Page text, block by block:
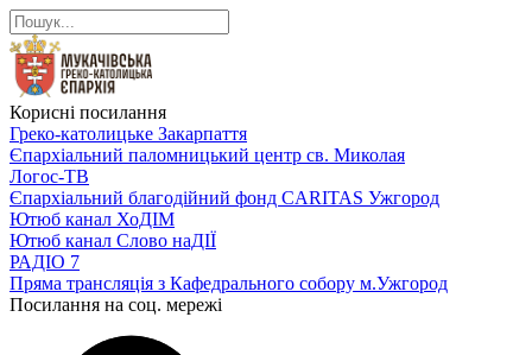
Корисні посилання
Греко-католицьке Закарпаття
Єпархіальний паломницький центр св. Миколая
Логос-ТВ
Єпархіальний благодійний фонд CARITAS Ужгород
Ютюб канал ХоДІМ
Ютюб канал Слово наДІЇ
РАДІО 7
Пряма трансляція з Кафедрального собору м.Ужгород
Посилання на соц. мережі